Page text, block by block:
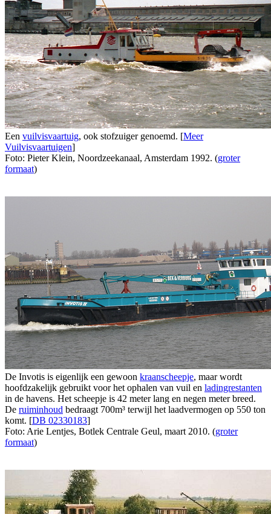
Een vuilvisvaartuig, ook stofzuiger genoemd. [Meer
Vuilvisvaartuigen]
Foto: Pieter Klein, Noordzeekanaal, Amsterdam 1992. (groter
formaat)
De Invotis is eigenlijk een gewoon kraanscheepje, maar wordt
hoofdzakelijk gebruikt voor het ophalen van vuil en ladingrestanten
in de havens. Het scheepje is 42 meter lang en negen meter breed.
De ruiminhoud bedraagt 700m³ terwijl het laadvermogen op 550 ton
komt. [DB 02330183]
Foto: Arie Lentjes, Botlek Centrale Geul, maart 2010. (groter
formaat)